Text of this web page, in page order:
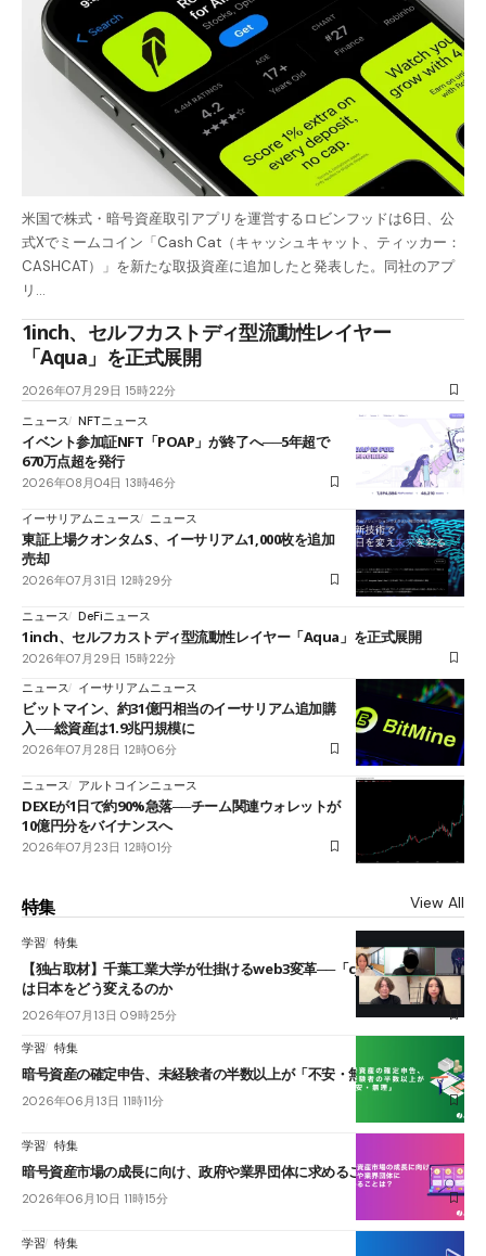
米国で株式・暗号資産取引アプリを運営するロビンフッドは6日、公
式Xでミームコイン「Cash Cat（キャッシュキャット、ティッカー：
CASHCAT）」を新たな取扱資産に追加したと発表した。同社のアプ
リ…
1inch、セルフカストディ型流動性レイヤー
「Aqua」を正式展開
2026年07月29日 15時22分
ニュース NFTニュース
イベント参加証NFT「POAP」が終了へ──5年超で
670万点超を発行
2026年08月04日 13時46分
イーサリアムニュース ニュース
東証上場クオンタムS、イーサリアム1,000枚を追加
売却
2026年07月31日 12時29分
ニュース DeFiニュース
1inch、セルフカストディ型流動性レイヤー「Aqua」を正式展開
2026年07月29日 15時22分
ニュース
イーサリアムニュース
ビットマイン、約31億円相当のイーサリアム追加購
入──総資産は1.9兆円規模に
2026年07月28日 12時06分
ニュース アルトコインニュース
DEXEが1日で約90%急落──チーム関連ウォレットが
10億円分をバイナンスへ
2026年07月23日 12時01分
特集 View All
学習 特集
【独占取材】千葉工業大学が仕掛けるweb3変革──「cJPY」とAIの融合
は日本をどう変えるのか
2026年07月13日 09時25分
学習 特集
暗号資産の確定申告、未経験者の半数以上が「不安・無理」
2026年06月13日 11時11分
学習 特集
暗号資産市場の成長に向け、政府や業界団体に求めることは？
2026年06月10日 11時15分
学習 特集